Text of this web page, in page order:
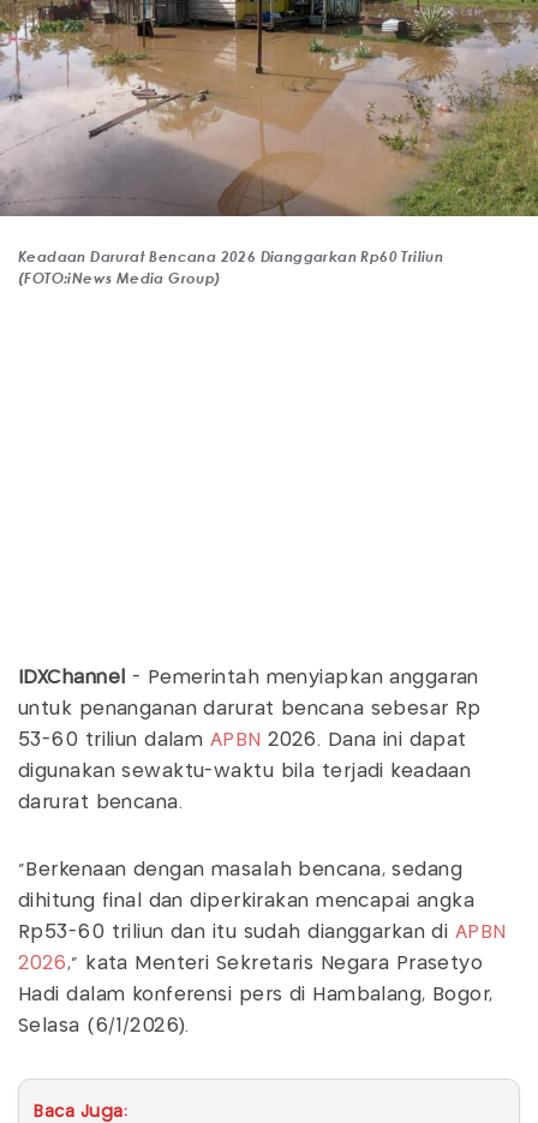
Keadaan Darurat Bencana 2026 Dianggarkan Rp60 Triliun
(FOTO:iNews Media Group)
IDXChannel
- Pemerintah menyiapkan anggaran
untuk penanganan darurat bencana sebesar Rp
53-60 triliun dalam APBN 2026. Dana ini dapat
digunakan sewaktu-waktu bila terjadi keadaan
darurat bencana.
“Berkenaan dengan masalah bencana, sedang
dihitung final dan diperkirakan mencapai angka
Rp53-60 triliun dan itu sudah dianggarkan di APBN
2026,” kata Menteri Sekretaris Negara Prasetyo
Hadi dalam konferensi pers di Hambalang, Bogor,
Selasa (6/1/2026).
Baca Juga: